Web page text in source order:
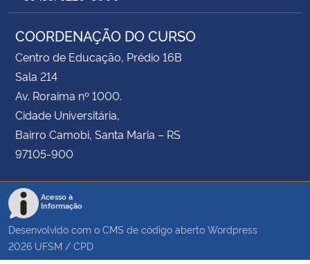
COORDENAÇÃO DO CURSO
Centro de Educação, Prédio 16B
Sala 214
Av. Roraima nº 1000.
Cidade Universitária,
Bairro Camobi, Santa Maria – RS
97105-900
Acesso à
Informação
Desenvolvido com o CMS de código aberto Wordpress
2026 UFSM / CPD